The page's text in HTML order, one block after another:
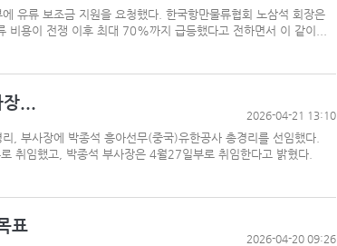
유류 보조금 지원을 요청했다. 한국항만물류협회 노삼석 회장은
비용이 전쟁 이후 최대 70%까지 급등했다고 전하면서 이 같이...
...
2026-04-21 13:10
, 부사장에 박종석 흥아선무(중국)유한공사 총경리를 선임했다.
취임했고, 박종석 부사장은 4월27일부로 취임한다고 밝혔다.
표
2026-04-20 09:26